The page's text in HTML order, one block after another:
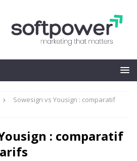
Sowesign vs Yousign : comparatif
: comparatif